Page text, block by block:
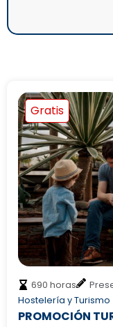
Gratis
690 horas
Hostelería y Turismo
PROMOCIÓN